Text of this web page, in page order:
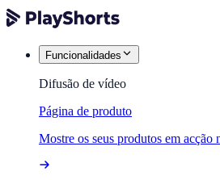
Funcionalidades
Difusão de vídeo
Página de produto
Mostre os seus produtos em acção